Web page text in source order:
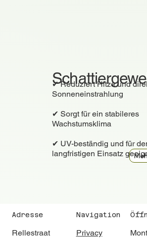
✔ Reduziert Hitze und
Sonneneinstrahlung
✔ Sorgt für ein stabileres
Wachstumsklima
✔ UV-beständig und für
langfristigen Einsatz
Adresse
Rellestraat
Navigation
Privacy